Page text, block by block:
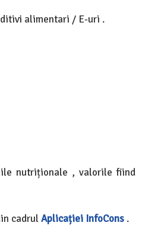
alimentari / E-uri .
nutriționale , valorile fiind
cadrulAplicației InfoCons .